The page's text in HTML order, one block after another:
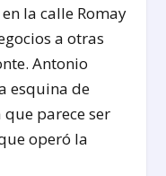
la calle Romay
a otras
Antonio
esquina de
parece ser
operó la